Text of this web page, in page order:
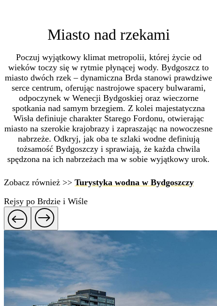
Miasto nad rzekami
Poczuj wyjątkowy klimat metropolii, której życie od
wieków toczy się w rytmie płynącej wody. Bydgoszcz to
miasto dwóch rzek – dynamiczna Brda stanowi prawdziwe
serce centrum, oferując nastrojowe spacery bulwarami,
odpoczynek w Wenecji Bydgoskiej oraz wieczorne
spotkania nad samym brzegiem. Z kolei majestatyczna
Wisła definiuje charakter Starego Fordonu, otwierając
miasto na szerokie krajobrazy i zapraszając na nowoczesne
nabrzeże. Odkryj, jak oba te szlaki wodne definiują
tożsamość Bydgoszczy i sprawiają, że każda chwila
spędzona na ich nabrzeżach ma w sobie wyjątkowy urok.
Zobacz również >> Turystyka wodna w Bydgoszczy
Rejsy po Brdzie i Wiśle